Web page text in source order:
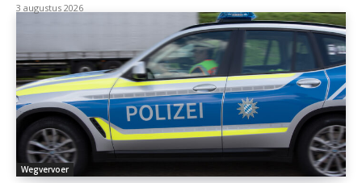
3 augustus 2026
Wegvervoer